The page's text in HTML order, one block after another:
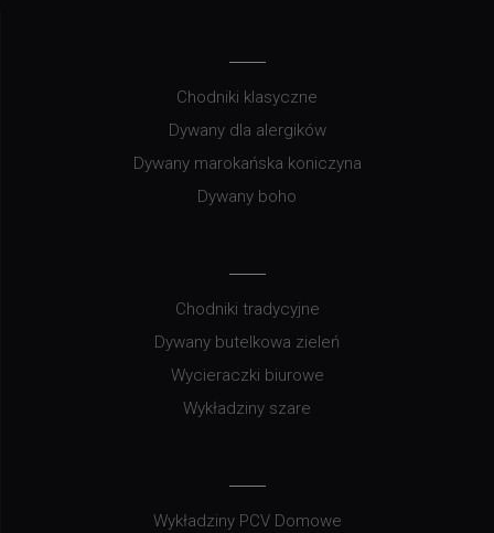
Chodniki klasyczne
Dywany dla alergików
Dywany marokańska koniczyna
Dywany boho
Chodniki tradycyjne
Dywany butelkowa zieleń
Wycieraczki biurowe
Wykładziny szare
Wykładziny PCV Domowe